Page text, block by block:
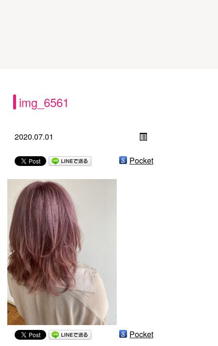
img_6561
2020.07.01
Pocket
Pocket